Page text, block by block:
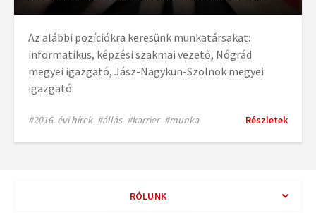
Az alábbi pozíciókra keresünk munkatársakat:
informatikus, képzési szakmai vezető, Nógrád
megyei igazgató, Jász-Nagykun-Szolnok megyei
igazgató.
#2016. évi hírek #állás #karrier #munka Részletek
RÓLUNK